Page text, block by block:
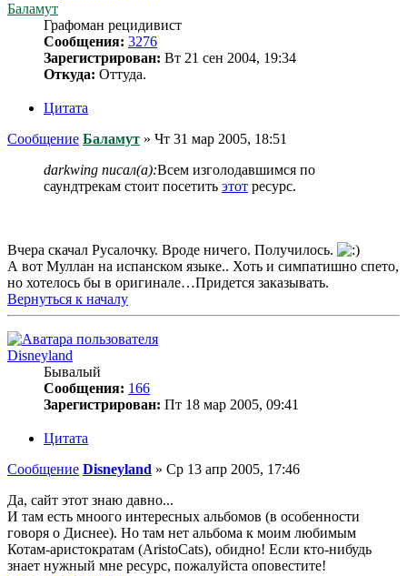
Баламут
Графоман рецидивист
Сообщения: 3276
Зарегистрирован: Вт 21 сен 2004, 19:34
Откуда: Оттуда.
Цитата
Сообщение Баламут » Чт 31 мар 2005, 18:51
darkwing писал(а):Всем изголодавшимся по
саундтрекам стоит посетить этот ресурс.
Вчера скачал Русалочку. Вроде ничего. Получилось.
А вот Муллан на испанском языке.. Хоть и симпатишно спето,
но хотелось бы в оригинале…Придется заказывать.
Вернуться к началу
Disneyland
Бывалый
Сообщения: 166
Зарегистрирован: Пт 18 мар 2005, 09:41
Цитата
Сообщение Disneyland » Ср 13 апр 2005, 17:46
Да, сайт этот знаю давно...
И там есть мноого интересных альбомов (в особенности
говоря о Диснее). Но там нет альбома к моим любимым
Котам-аристократам (AristoCats), обидно! Если кто-нибудь
знает нужный мне ресурс, пожалуйста оповестите!